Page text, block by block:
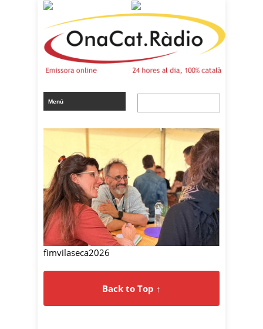
fimvilaseca2026
Back to Top ↑